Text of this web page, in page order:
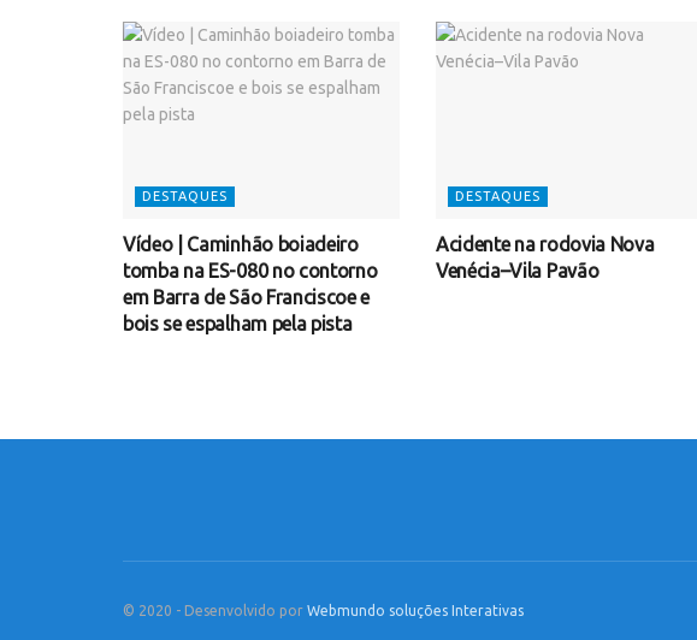
DESTAQUES
Vídeo | Caminhão boiadeiro
tomba na ES-080 no contorno
em Barra de São Franciscoe e
bois se espalham pela pista
DESTAQUES
Acidente na rodovia Nova
Venécia–Vila Pavão
© 2020 - Desenvolvido por Webmundo soluções Interativas